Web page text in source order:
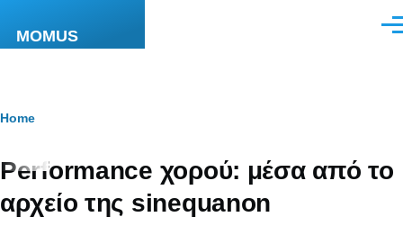
MOMUS
Breadcrumb
Home
Performance χορού: μέσα από το
αρχείο της sinequanon